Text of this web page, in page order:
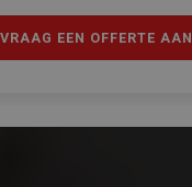
VRAAG EEN OFFERTE AAN